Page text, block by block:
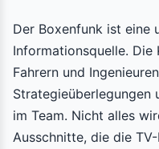
Der Boxenfunk ist eine
Informationsquelle. Die
Fahrern und
Strategieüberlegungen
im Team. Nicht alles
Ausschnitte, die die